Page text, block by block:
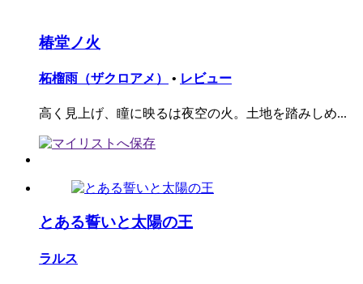
椿堂ノ火
柘榴雨（ザクロアメ） • レビュー
高く見上げ、瞳に映るは夜空の火。土地を踏みしめ...
とある誓いと太陽の王
ラルス